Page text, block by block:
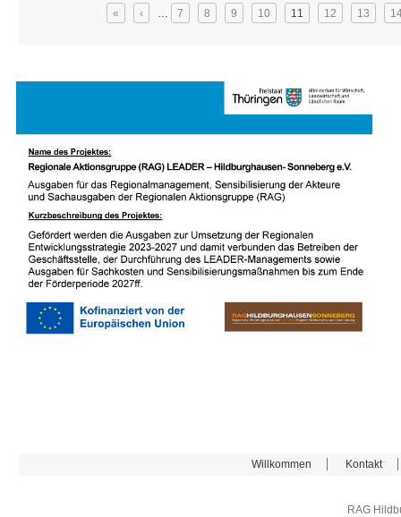
« ‹ … 7 8 9 10 11 12 13
Willkommen Kontakt
RAG